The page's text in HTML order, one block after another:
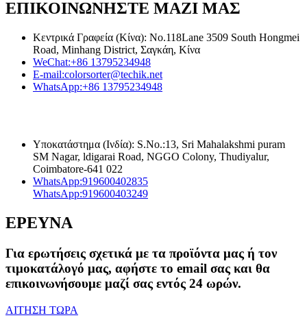
ΕΠΙΚΟΙΝΩΝΗΣΤΕ ΜΑΖΙ ΜΑΣ
Κεντρικά Γραφεία (Κίνα): No.118Lane 3509 South Hongmei
Road, Minhang District, Σαγκάη, Κίνα
WeChat:+86 13795234948
E-mail:colorsorter@techik.net
WhatsApp:+86 13795234948
Υποκατάστημα (Ινδία): S.No.:13, Sri Mahalakshmi puram
SM Nagar, ldigarai Road, NGGO Colony, Thudiyalur,
Coimbatore-641 022
WhatsApp:919600402835
WhatsApp:919600403249
ΕΡΕΥΝΑ
Για ερωτήσεις σχετικά με τα προϊόντα μας ή τον
τιμοκατάλογό μας, αφήστε το email σας και θα
επικοινωνήσουμε μαζί σας εντός 24 ωρών.
ΑΙΤΗΣΗ ΤΩΡΑ